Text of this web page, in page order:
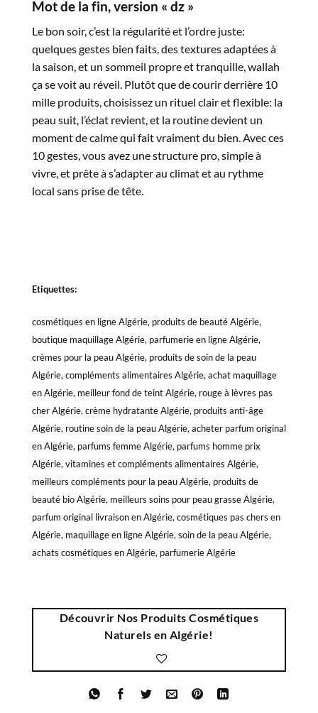
Motde la fin,version « dz »
Le bon soir, c’est la régularité et l’ordre juste:
quelques gestes bien faits, des textures adaptées à
la saison, et un sommeil propre et tranquille, wallah
ça se voit au réveil. Plutôt que de courir derrière 10
mille produits, choisissez un rituel clair et flexible: la
peau suit, l’éclat revient, et la routine devient un
moment de calme qui fait vraiment du bien. Avec ces
10 gestes, vous avez une structure pro, simple à
vivre, et prête à s’adapter au climat et au rythme
local sans prise de tête.
Etiquettes:
cosmétiques en ligne Algérie, produits de beauté Algérie,
boutique maquillage Algérie, parfumerie en ligne Algérie,
crèmes pour la peau Algérie, produits de soin de la peau
Algérie, compléments alimentaires Algérie, achat maquillage
en Algérie, meilleur fond de teint Algérie, rouge à lèvres pas
cher Algérie, crème hydratante Algérie, produits anti-âge
Algérie, routine soin de la peau Algérie, acheter parfum original
en Algérie, parfums femme Algérie, parfums homme prix
Algérie, vitamines et compléments alimentaires Algérie,
meilleurs compléments pour la peau Algérie, produits de
beauté bio Algérie, meilleurs soins pour peau grasse Algérie,
parfum original livraison en Algérie, cosmétiques pas chers en
Algérie, maquillage en ligne Algérie, soin de la peau Algérie,
achats cosmétiques en Algérie, parfumerie Algérie
Découvrir Nos Produits Cosmétiques
Naturels en Algérie!